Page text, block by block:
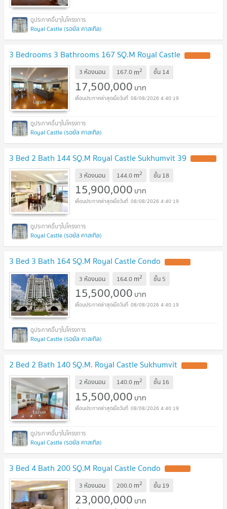
Royal Castle (รอยัล คาสเทิล)
3 Bedrooms 3 Bathrooms 167 SQ.M Royal Castle
3 ห้องนอน 167.0 m2 ชั้น 14
17,500,000 บาท
08/08/2026 4:40:19
Royal Castle (รอยัล คาสเทิล)
3 Bed 2 Bath 144 SQ.M Royal Castle Sukhumvit 39
3 ห้องนอน 144.0 m2 ชั้น 18
15,900,000 บาท
08/08/2026 4:40:19
Royal Castle (รอยัล คาสเทิล)
3 Bed 3 Bath 164 SQ.M Royal Castle Condo
3 ห้องนอน 164.0 m2 ชั้น 5
15,500,000 บาท
08/08/2026 4:40:19
Royal Castle (รอยัล คาสเทิล)
2 Bed 2 Bath 140 SQ.M. Royal Castle Sukhumvit
2 ห้องนอน 140.0 m2 ชั้น 16
15,500,000 บาท
08/08/2026 4:40:19
Royal Castle (รอยัล คาสเทิล)
3 Bed 4 Bath 200 SQ.M Royal Castle Condo
3 ห้องนอน 200.0 m2 ชั้น 19
23,000,000 บาท